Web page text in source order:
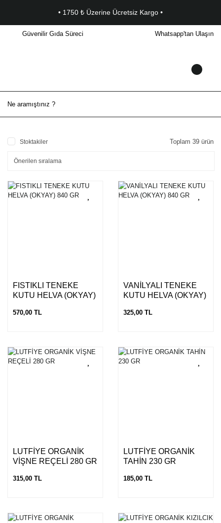
• 1750 ₺ Üzerine Ücretsiz Kargo •
Güvenilir Gıda Süreci Whatsapp'tan Ulaşın
Stoktakiler Toplam 39 ürün
FISTIKLI TENEKE
KUTU HELVA (OKYAY)
570,00 TL
VANİLYALI TENEKE
KUTU HELVA (OKYAY)
325,00 TL
LUTFİYE ORGANİK
VİŞNE REÇELİ 280 GR
315,00 TL
LUTFİYE ORGANİK
TAHİN 230 GR
185,00 TL